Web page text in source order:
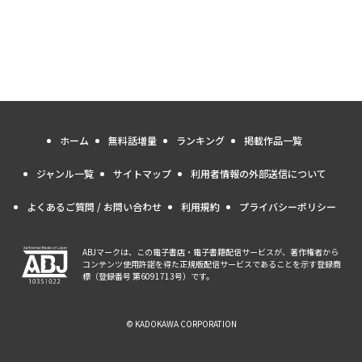
ホーム 無料話増量 ランキング 掲載作品一覧
ジャンル一覧 サイトマップ 利用者情報の外部送信について
よくあるご質問 / お問い合わせ 利用規約 プライバシーポリシー
ABJマークは、この電子書店・電子書籍配信サービスが、著作権者から
コンテンツ使用許諾を得た正規版配信サービスであることを示す登録商
標（登録番号 第6091713号）です。
© KADOKAWA CORPORATION